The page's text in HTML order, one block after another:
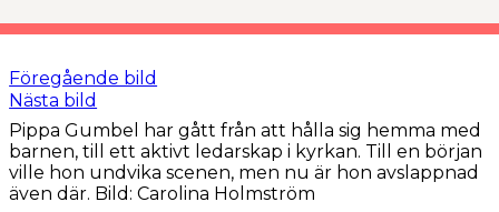
Föregående bild
Nästa bild
Pippa Gumbel har gått från att hålla sig hemma med
barnen, till ett aktivt ledarskap i kyrkan. Till en början
ville hon undvika scenen, men nu är hon avslappnad
även där. Bild: Carolina Holmström